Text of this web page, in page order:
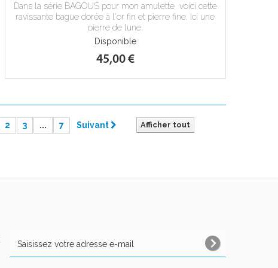
Dans la série BAGOUS pour mon amulette voici cette
ravissante bague dorée à l'or fin et pierre fine. Ici une
pierre de lune.
Disponible
45,00 €
Afficher tout
2 3 ... 7 Suivant